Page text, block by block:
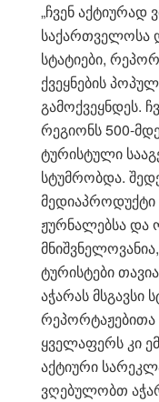
„ჩვენ აქტიურად
საქართველოსა
სტატიები,
ქვეყნების
გამოქვეყნდეს.
რეგიონს 500-
ტურისტული
სტუმრობდა.
მედიაპროდუქტი
ჟურნალებსა და
ტურისტები
აჭარას მსგავსი
რეპორტაჟებითა
ყველაფერს კი
აქტიური
ვღებულობთ